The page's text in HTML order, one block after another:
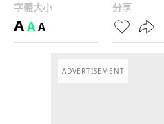
字體大小
AAA
分享
ADVERTISEMENT